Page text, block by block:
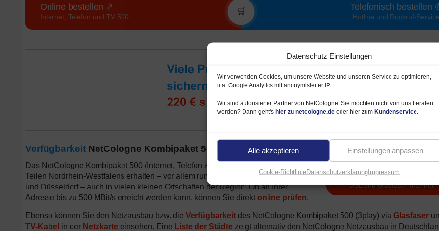
Datenschutz Einstellungen
Wir verwenden Cookies, um unsere Website und unseren Service zu optimieren,
u.a. Google Analytics mit anonymisierter IP.
Wir sind autorisierter Partner von NetCologne. Sie möchten nicht von uns beraten
werden? Dann geht's hier zu netcologne.de oder hier zum Kundenservice
Alle akzeptieren Einstellungen anpassen
Cookie-RichtlinieDatenschutzerklärungImpressum
Online bestellen ⇗
Internet, Telefon und TV 500
🛒 Telefonisch bestellen
Hotline und Rückruf-Service
Verfügbarkeit NetCologne Kombipaket 500 Tarif (DSL, Kabel, Glasfaser)
Verfügbarkeit prüfen
DSL und Glasfaser Internet
Das NetCologne Kombipaket 500 (Internet, Telefon & TV Tarif) können Sie großen
Teilen Nordrhein-Westfalens erhalten – vor allem rund um die Städte Köln, Bonn
und Düsseldorf – auch in vielen kleinen Ortschaften der Region. Ob an Ihrer
Adresse bis zu 500 MBit/s erreicht werden kann, können Sie direkt online prüfen.
Ebenso können Sie den Netzausbau bzw. die Verfügbarkeit des NetCologne Kombipaket 500 (3play) via Glasfaser
TV-Kabel in der Netzkarte einsehen. Eine Liste der Städte zeigt alternativ den NetCologne Netzausbau in